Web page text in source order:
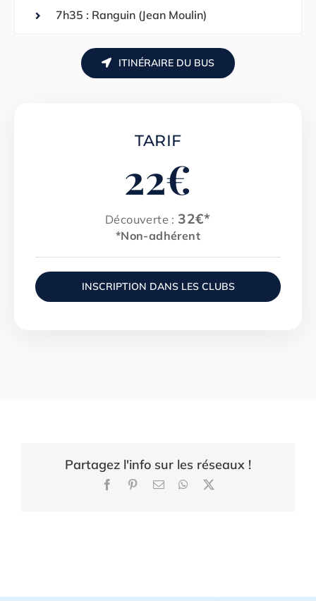
7h35 : Ranguin (Jean Moulin)
ITINÉRAIRE DU BUS
TARIF
22€
Découverte : 32€*
*Non-adhérent
INSCRIPTION DANS LES CLUBS
Partagez l'info sur les réseaux !
FacebookPinterest
Email WhatsApp